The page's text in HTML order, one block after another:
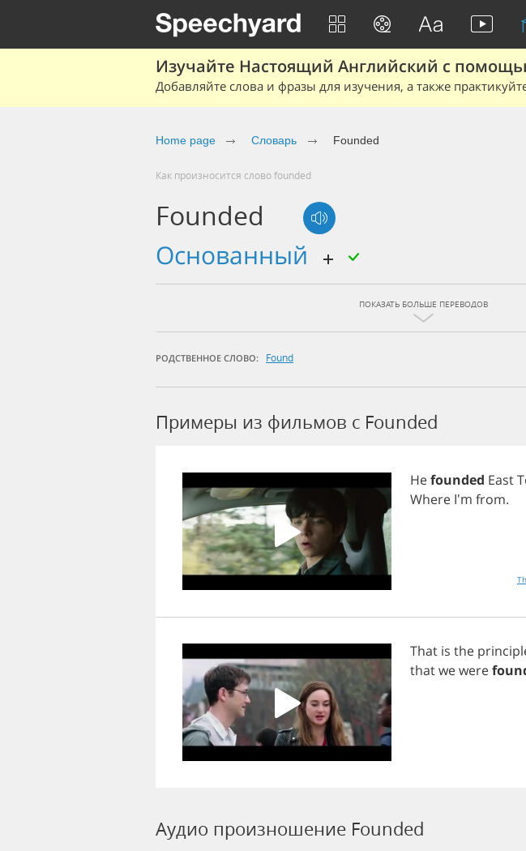
Изучайте Настоящий Английский с
Добавляйте слова и фразы для изучения, а также
Home page Словарь Founded
Как произносится слово founded
Founded
основанный
ПОКАЗАТЬ БОЛЬШЕ ПЕРЕВОДОВ
РОДСТВЕННОЕ СЛОВО: Found
Примеры из фильмов c Founded
Hefounded East
Where I'm from.
That is the
thatwewere
Аудио произношение Founded